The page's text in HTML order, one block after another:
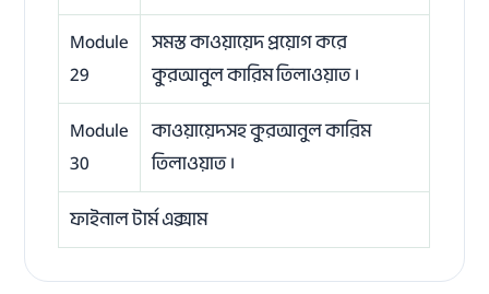
Module
29
সমস্ত কাওয়ায়েদ প্রয়োগ করে
কুরআনুল কারিম তিলাওয়াত ।
Module
30
কাওয়ায়েদসহ কুরআনুল কারিম
তিলাওয়াত ।
ফাইনাল টার্ম এক্সাম